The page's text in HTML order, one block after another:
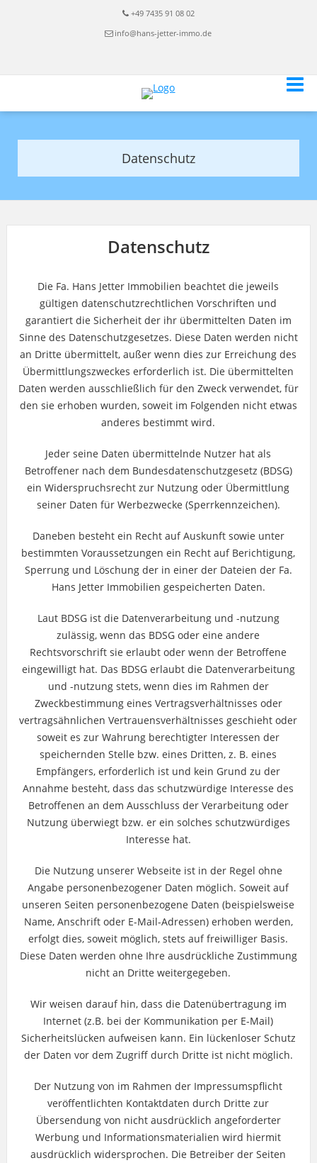
+49 7435 91 08 02
info@hans-jetter-immo.de
Datenschutz
Datenschutz
Die Fa. Hans Jetter Immobilien beachtet die jeweils
gültigen datenschutzrechtlichen Vorschriften und
garantiert die Sicherheit der ihr übermittelten Daten im
Sinne des Datenschutzgesetzes. Diese Daten werden nicht
an Dritte übermittelt, außer wenn dies zur Erreichung des
Übermittlungszweckes erforderlich ist. Die übermittelten
Daten werden ausschließlich für den Zweck verwendet, für
den sie erhoben wurden, soweit im Folgenden nicht etwas
anderes bestimmt wird.
Jeder seine Daten übermittelnde Nutzer hat als
Betroffener nach dem Bundesdatenschutzgesetz (BDSG)
ein Widerspruchsrecht zur Nutzung oder Übermittlung
seiner Daten für Werbezwecke (Sperrkennzeichen).
Daneben besteht ein Recht auf Auskunft sowie unter
bestimmten Voraussetzungen ein Recht auf Berichtigung,
Sperrung und Löschung der in einer der Dateien der Fa.
Hans Jetter Immobilien gespeicherten Daten.
Laut BDSG ist die Datenverarbeitung und -nutzung
zulässig, wenn das BDSG oder eine andere
Rechtsvorschrift sie erlaubt oder wenn der Betroffene
eingewilligt hat. Das BDSG erlaubt die Datenverarbeitung
und -nutzung stets, wenn dies im Rahmen der
Zweckbestimmung eines Vertragsverhältnisses oder
vertragsähnlichen Vertrauensverhältnisses geschieht oder
soweit es zur Wahrung berechtigter Interessen der
speichernden Stelle bzw. eines Dritten, z. B. eines
Empfängers, erforderlich ist und kein Grund zu der
Annahme besteht, dass das schutzwürdige Interesse des
Betroffenen an dem Ausschluss der Verarbeitung oder
Nutzung überwiegt bzw. er ein solches schutzwürdiges
Interesse hat.
Die Nutzung unserer Webseite ist in der Regel ohne
Angabe personenbezogener Daten möglich. Soweit auf
unseren Seiten personenbezogene Daten (beispielsweise
Name, Anschrift oder E-Mail-Adressen) erhoben werden,
erfolgt dies, soweit möglich, stets auf freiwilliger Basis.
Diese Daten werden ohne Ihre ausdrückliche Zustimmung
nicht an Dritte weitergegeben.
Wir weisen darauf hin, dass die Datenübertragung im
Internet (z.B. bei der Kommunikation per E-Mail)
Sicherheitslücken aufweisen kann. Ein lückenloser Schutz
der Daten vor dem Zugriff durch Dritte ist nicht möglich.
Der Nutzung von im Rahmen der Impressumspflicht
veröffentlichten Kontaktdaten durch Dritte zur
Übersendung von nicht ausdrücklich angeforderter
Werbung und Informationsmaterialien wird hiermit
ausdrücklich widersprochen. Die Betreiber der Seiten